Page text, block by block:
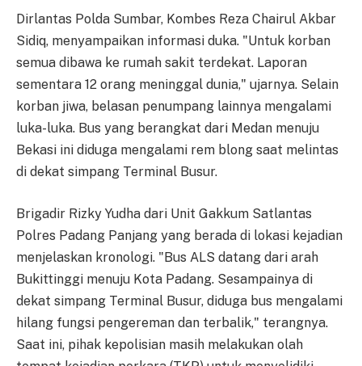
Dirlantas Polda Sumbar, Kombes Reza Chairul Akbar
Sidiq, menyampaikan informasi duka. "Untuk korban
semua dibawa ke rumah sakit terdekat. Laporan
sementara 12 orang meninggal dunia," ujarnya. Selain
korban jiwa, belasan penumpang lainnya mengalami
luka-luka. Bus yang berangkat dari Medan menuju
Bekasi ini diduga mengalami rem blong saat melintas
di dekat simpang Terminal Busur.
Brigadir Rizky Yudha dari Unit Gakkum Satlantas
Polres Padang Panjang yang berada di lokasi kejadian
menjelaskan kronologi. "Bus ALS datang dari arah
Bukittinggi menuju Kota Padang. Sesampainya di
dekat simpang Terminal Busur, diduga bus mengalami
hilang fungsi pengereman dan terbalik," terangnya.
Saat ini, pihak kepolisian masih melakukan olah